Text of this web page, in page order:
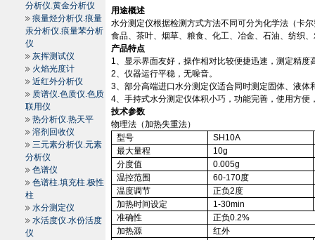
分析仪.黄金分析仪
痕量烃分析仪.痕量
汞分析仪.痕量苯分析
仪
灰挥测试仪
火焰光度计
近红外分析仪
质谱仪.色质仪.色质
联用仪
热分析仪.热天平
溶剂回收仪
三元素分析仪.元素
分析仪
色谱仪
色谱柱.填充柱.极性
柱
水分测定仪
水活度仪.水份活度
仪
用途概述
水分测定仪根据检测方式方法不同可分为化学法（卡
食品、茶叶、烟草、粮食、化工、冶金、石油、纺织
产品特点
1、显示界面友好，操作相对比较便捷迅速，测定精度
2、仪器运行平稳，无噪音。
3、部分高端进口水分测定仪适合同时测定固体、液体
4、手持式水分测定仪体积小巧，功能完善，使用方便
技术参数
物理法（加热失重法）
型号
SH 10A
最大量程
10g
分度值
0.005g
温控范围
60-170度
温度调节
正负2度
加热时间设定
1-30min
准确性
正负0.2%
加热源
红外